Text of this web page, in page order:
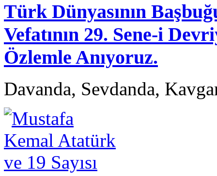
Türk Dünyasının
Vefatının 29. Sene-i
Özlemle Anıyoruz.
Davanda, Sevdanda,